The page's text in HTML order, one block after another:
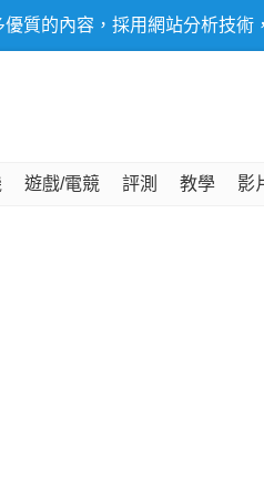
質的內容，採用網站分析技
遊戲/電競 評測 教學 影